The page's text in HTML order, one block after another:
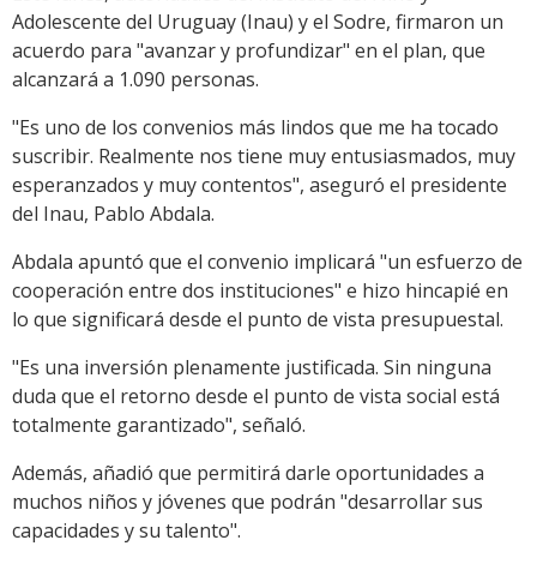
Adolescente del Uruguay (Inau) y el Sodre, firmaron un
acuerdo para "avanzar y profundizar" en el plan, que
alcanzará a 1.090 personas.
"Es uno de los convenios más lindos que me ha tocado
suscribir. Realmente nos tiene muy entusiasmados, muy
esperanzados y muy contentos", aseguró el presidente
del Inau, Pablo Abdala.
Abdala apuntó que el convenio implicará "un esfuerzo de
cooperación entre dos instituciones" e hizo hincapié en
lo que significará desde el punto de vista presupuestal.
"Es una inversión plenamente justificada. Sin ninguna
duda que el retorno desde el punto de vista social está
totalmente garantizado", señaló.
Además, añadió que permitirá darle oportunidades a
muchos niños y jóvenes que podrán "desarrollar sus
capacidades y su talento".